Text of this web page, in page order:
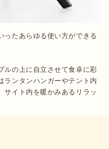
ったあらゆる使い方ができる
ルの上に自立させて食卓に彩
ランタンハンガーやテント内
サイト内を暖かみあるリラッ